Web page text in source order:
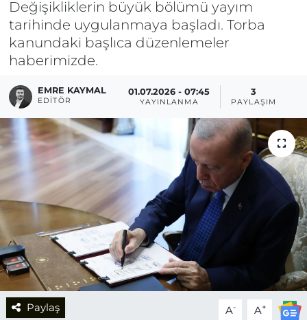
Değişikliklerin büyük bölümü yayım
tarihinde uygulanmaya başladı. Torba
kanundaki başlıca düzenlemeler
haberimizde.
EMRE KAYMAL
EDITÖR
01.07.2026 - 07:45
YAYINLANMA
3
PAYLAŞIM
Paylaş A- A+